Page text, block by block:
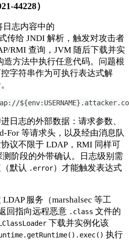
44228）
日志内容中的
传给 JNDI 解析，触发对攻击者
RMI 查询，JVM 随后下载并实
造方法中执行任意代码。问题根
字符串作为可执行表达式解
日志的外部数据：请求参数、
For 等请求头，以及经由消息队
议不限于 LDAP，RMI 同样可
阶段的外带确认。日志级别需
默认 .error）才能触发表达式
服务（marshalsec 等工
回指向远程恶意 .class 文件的
下载并实例化该
执行